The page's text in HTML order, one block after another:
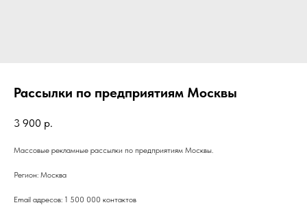
Рассылки по предприятиям Москвы
3 900 р.
Массовые рекламные рассылки по предприятиям Москвы.
Регион: Москва
Email адресов: 1 500 000 контактов